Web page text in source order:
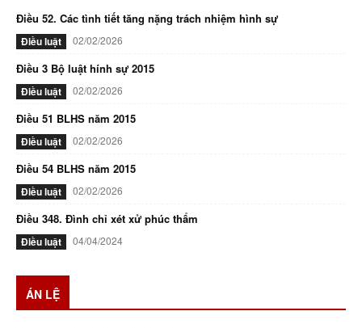
Điều 52. Các tình tiết tăng nặng trách nhiệm hình sự
Điều luật 02/02/2026
Điều 3 Bộ luật hính sự 2015
Điều luật 02/02/2026
Điều 51 BLHS năm 2015
Điều luật 02/02/2026
Điều 54 BLHS năm 2015
Điều luật 02/02/2026
Điều 348. Đình chỉ xét xử phúc thẩm
Điều luật 04/04/2024
ÁN LỆ